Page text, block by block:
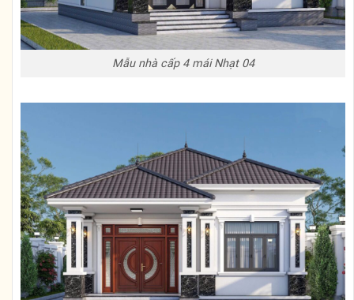
Mẫu nhà cấp 4 mái Nhạt 04